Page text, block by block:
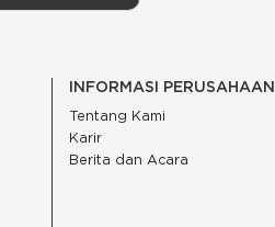
INFORMASI PERUSAHAAN
Tentang Kami
Karir
Berita dan Acara